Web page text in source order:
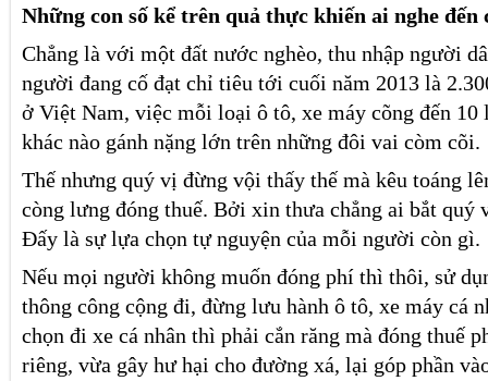
Những con số kể trên quả thực khiến ai nghe
Chẳng là với một đất nước nghèo, thu nhập người
người đang cố đạt chỉ tiêu tới cuối năm 2013 là
ở Việt Nam, việc mỗi loại ô tô, xe máy cõng đến 10
khác nào gánh nặng lớn trên những đôi vai còm cõi.
Thế nhưng quý vị đừng vội thấy thế mà kêu toáng
còng lưng đóng thuế. Bởi xin thưa chẳng ai bắt quý
Đấy là sự lựa chọn tự nguyện của mỗi người còn gì.
Nếu mọi người không muốn đóng phí thì thôi, sử
thông công cộng đi, đừng lưu hành ô tô, xe máy cá
chọn đi xe cá nhân thì phải cắn răng mà đóng thuế
riêng, vừa gây hư hại cho đường xá, lại góp phần